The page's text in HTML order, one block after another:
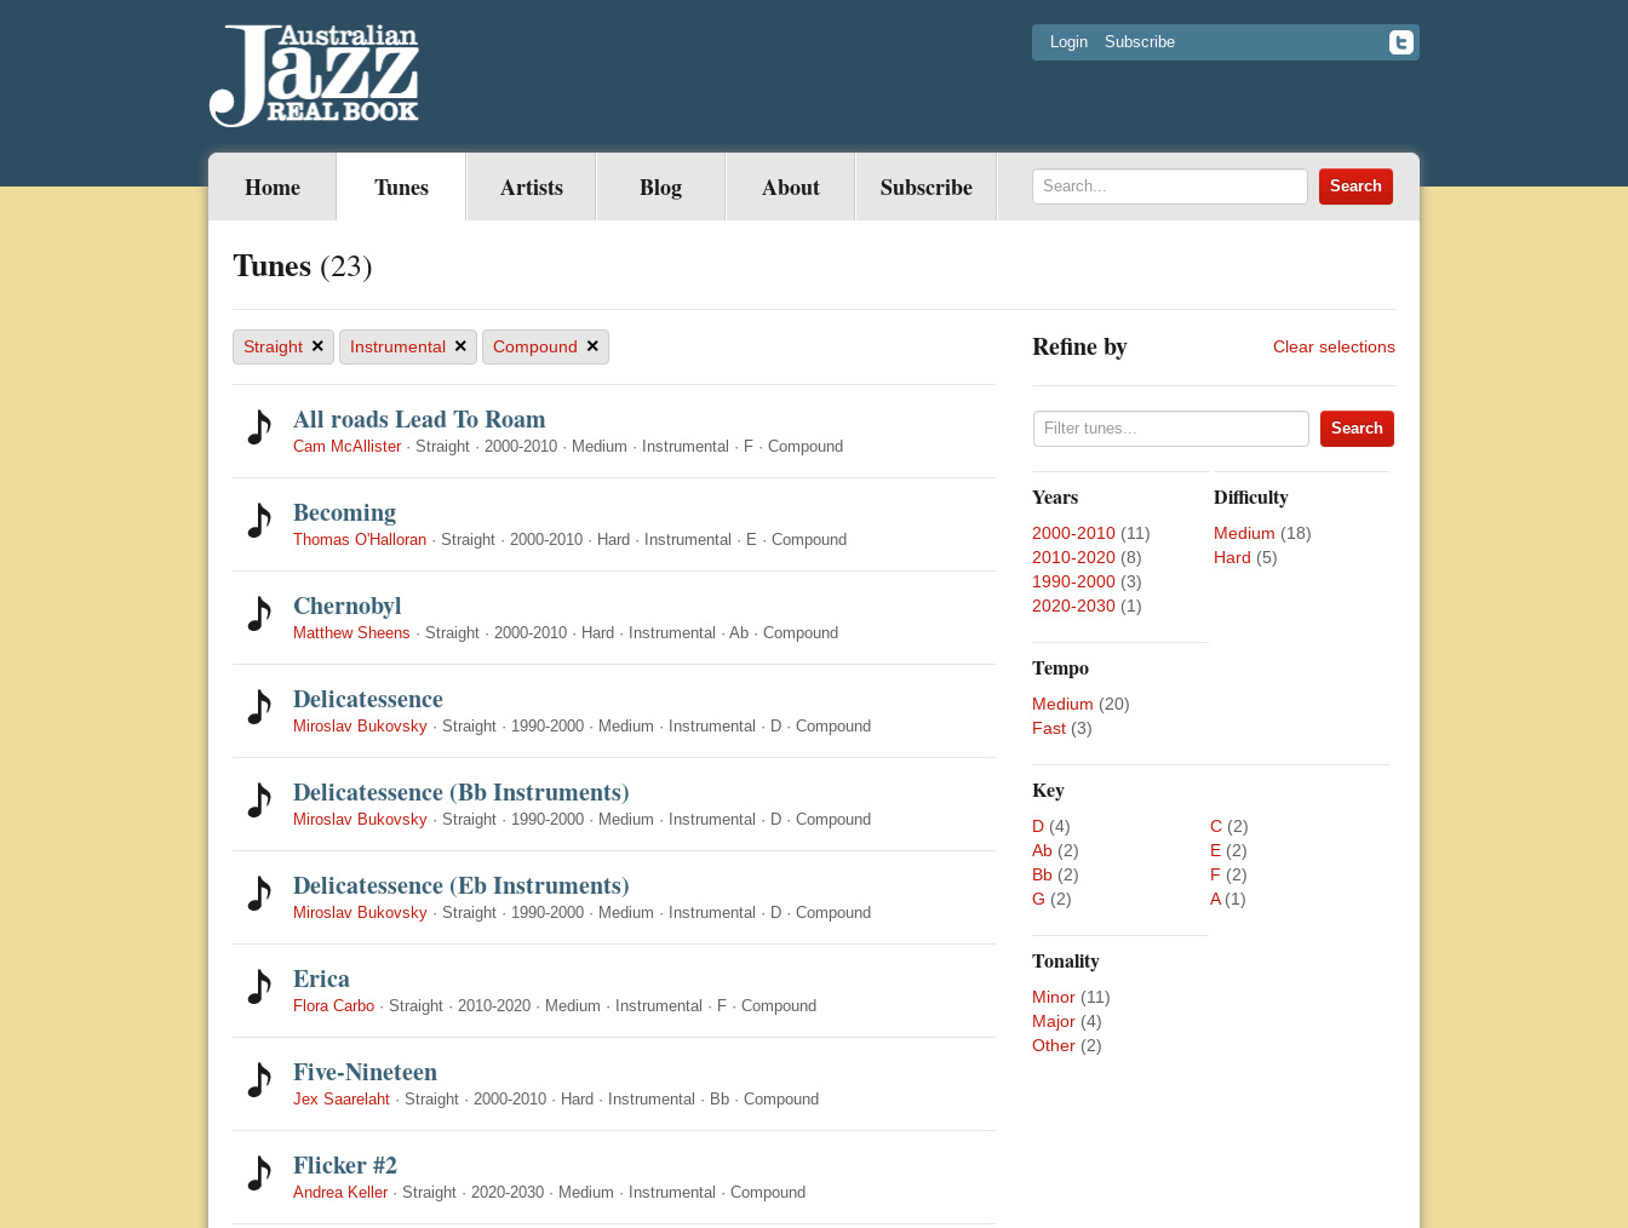
Login Subscribe
Home Tunes Artists Blog About Subscribe
Tunes (23)
Straight × Instrumental × Compound ×
All roads Lead To Roam
Cam McAllister· Straight · 2000-2010 · Medium · Instrumental · F · Compound
Becoming
Thomas O'Halloran · Straight · 2000-2010 · Hard · Instrumental · E · Compound
Chernobyl
Matthew Sheens · Straight · 2000-2010 · Hard · Instrumental · Ab · Compound
Delicatessence
Miroslav Bukovsky · Straight · 1990-2000 · Medium · Instrumental · D · Compound
Delicatessence (Bb Instruments)
Miroslav Bukovsky · Straight · 1990-2000 · Medium · Instrumental · D · Compound
Delicatessence (Eb Instruments)
Miroslav Bukovsky · Straight · 1990-2000 · Medium · Instrumental · D · Compound
Erica
Flora Carbo · Straight · 2010-2020 · Medium · Instrumental · F · Compound
Five-Nineteen
Jex Saarelaht · Straight · 2000-2010 · Hard · Instrumental · Bb · Compound
Flicker #2
Andrea Keller· Straight · 2020-2030 · Medium · Instrumental · Compound
Refine by Clear selections
Years
2000-2010 (11)
2010-2020 (8)
1990-2000 (3)
2020-2030 (1)
Difficulty
Medium (18)
Hard (5)
Tempo
Medium (20)
Fast (3)
Key
D (4) C (2)
Ab (2) E (2)
Bb (2) F (2)
G (2) A (1)
Tonality
Minor (11)
Major (4)
Other (2)